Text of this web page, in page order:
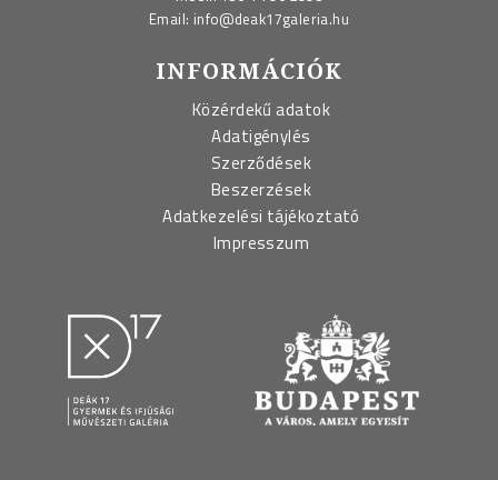
Email: info@deak17galeria.hu
INFORMÁCIÓK
Közérdekű adatok
Adatigénylés
Szerződések
Beszerzések
Adatkezelési tájékoztató
Impresszum